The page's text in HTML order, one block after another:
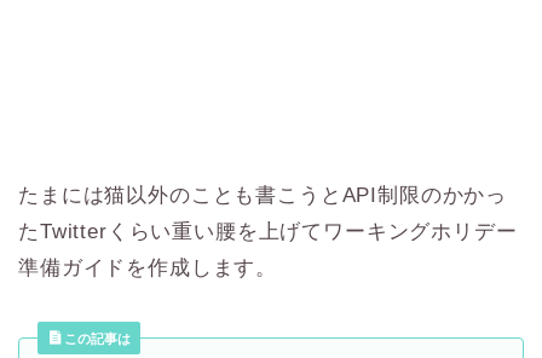
たまには猫以外のことも書こうとAPI制限のかかっ
たTwitterくらい重い腰を上げてワーキングホリデー
準備ガイドを作成します。
この記事は